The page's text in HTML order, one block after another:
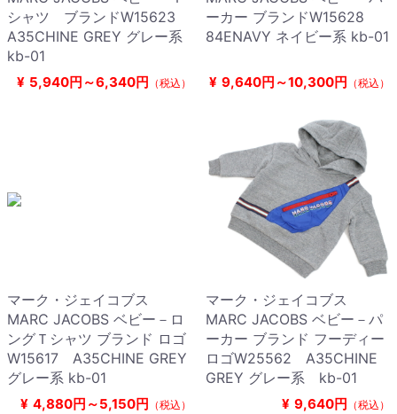
シャツ ブランドW15623
A35CHINE GREY グレー系
kb-01
¥ 5,940円～6,340円 （税込）
ーカー ブランドW15628
84ENAVY ネイビー系 kb-01
¥ 9,640円～10,300円 （税込）
マーク・ジェイコブス
MARC JACOBS ベビー－ロ
ングＴシャツ ブランド ロゴ
W15617 A35CHINE GREY
グレー系 kb-01
¥ 4,880円～5,150円 （税込）
マーク・ジェイコブス
MARC JACOBS ベビー－パ
ーカー ブランド フーディー
ロゴW25562 A35CHINE
GREY グレー系 kb-01
¥ 9,640円 （税込）